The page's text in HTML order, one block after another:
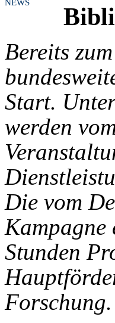
NEWS
Bereits
Start.
werden
Die vom
Kampagne
Stunden
Forschung.